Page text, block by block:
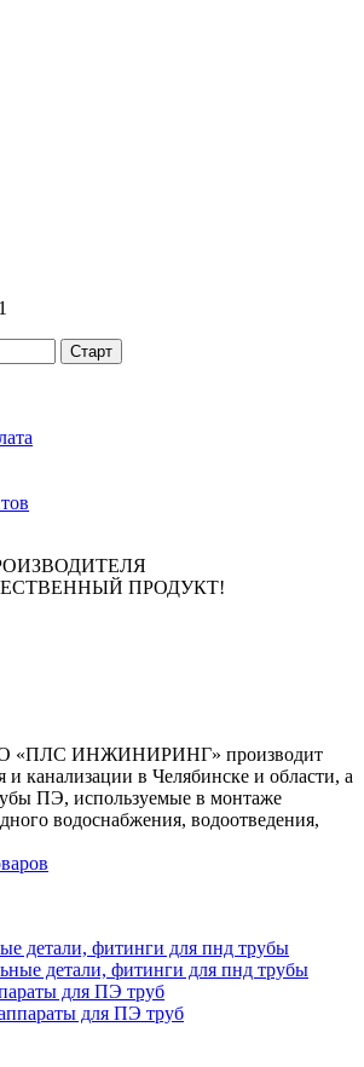
ПРОДУКТ!
«ПЛС ИНЖИНИРИНГ» производит
и канализации в Челябинске и области, а
ПЭ, используемые в монтаже
водоснабжения, водоотведения,
детали, фитинги для пнд трубы
для ПЭ труб